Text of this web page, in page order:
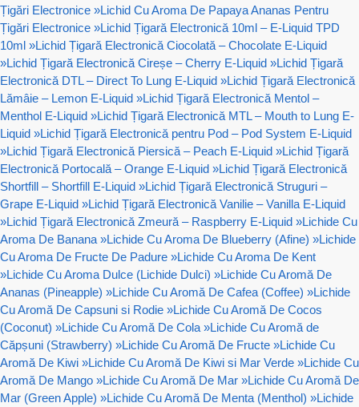
Țigări Electronice »Lichid Cu Aroma De Papaya Ananas Pentru
Țigări Electronice »Lichid Țigară Electronică 10ml – E-Liquid TPD
10ml »Lichid Țigară Electronică Ciocolată – Chocolate E-Liquid
»Lichid Țigară Electronică Cireșe – Cherry E-Liquid »Lichid Țigară
Electronică DTL – Direct To Lung E-Liquid »Lichid Țigară Electronică
Lămâie – Lemon E-Liquid »Lichid Țigară Electronică Mentol –
Menthol E-Liquid »Lichid Țigară Electronică MTL – Mouth to Lung E-
Liquid »Lichid Țigară Electronică pentru Pod – Pod System E-Liquid
»Lichid Țigară Electronică Piersică – Peach E-Liquid »Lichid Țigară
Electronică Portocală – Orange E-Liquid »Lichid Țigară Electronică
Shortfill – Shortfill E-Liquid »Lichid Țigară Electronică Struguri –
Grape E-Liquid »Lichid Țigară Electronică Vanilie – Vanilla E-Liquid
»Lichid Țigară Electronică Zmeură – Raspberry E-Liquid »Lichide Cu
Aroma De Banana »Lichide Cu Aroma De Blueberry (Afine) »Lichide
Cu Aroma De Fructe De Padure »Lichide Cu Aroma De Kent
»Lichide Cu Aroma Dulce (Lichide Dulci) »Lichide Cu Aromă De
Ananas (Pineapple) »Lichide Cu Aromă De Cafea (Coffee) »Lichide
Cu Aromă De Capsuni si Rodie »Lichide Cu Aromă De Cocos
(Coconut) »Lichide Cu Aromă De Cola »Lichide Cu Aromă de
Căpșuni (Strawberry) »Lichide Cu Aromă De Fructe »Lichide Cu
Aromă De Kiwi »Lichide Cu Aromă De Kiwi si Mar Verde »Lichide Cu
Aromă De Mango »Lichide Cu Aromă De Mar »Lichide Cu Aromă De
Mar (Green Apple) »Lichide Cu Aromă De Menta (Menthol) »Lichide